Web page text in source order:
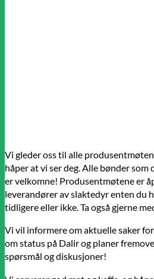
Vi gleder oss til alle
håper at vi ser deg. Alle bønder som
er velkomne! Produsentmøtene er
leverandører av slaktedyr enten du
tidligere eller ikke. Ta også gjerne
Vi vil informere om aktuelle saker
om status på Dalir og planer
spørsmål og diskusjoner!